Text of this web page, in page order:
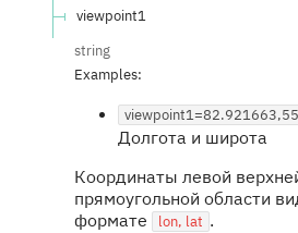
viewpoint1
string
Examples:
Долгота и широта
Координаты левой
прямоугольной области
формате
lon, lat .